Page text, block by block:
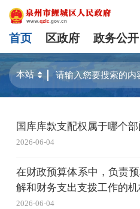
首页 区政府 政务公开
国库库款支配权属于哪个部
2026-06-04
在财政预算体系中，负责
解和财务支出支拨工作的机
2026-06-04